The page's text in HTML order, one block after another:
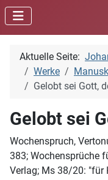
Aktuelle Seite:
Werke
Gelobt sei Gott,
Gelobt sei
Wochenspruch,
383; Wochensprüche
Verlag; Ms 38/20: "für